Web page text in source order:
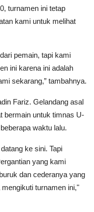
turnamen ini tetap
kami untuk melihat
pemain, tapi kami
ini karena ini adalah
sekarang,” tambahnya.
Fariz. Gelandang asal
bermain untuk timnas U-
waktu lalu.
ke sini. Tapi
yang kami
dan cederanya yang
turnamen ini,"